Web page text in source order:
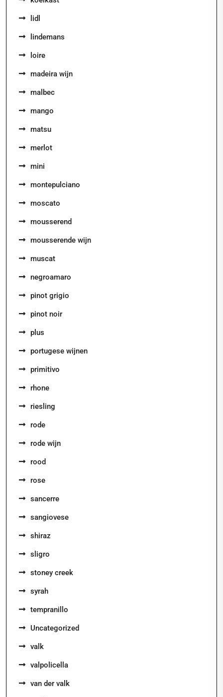
lidl
lindemans
loire
madeira wijn
malbec
mango
matsu
merlot
mini
montepulciano
moscato
mousserend
mousserende wijn
muscat
negroamaro
pinot grigio
pinot noir
plus
portugese wijnen
primitivo
rhone
riesling
rode
rode wijn
rood
rose
sancerre
sangiovese
shiraz
sligro
stoney creek
syrah
tempranillo
Uncategorized
valk
valpolicella
van der valk